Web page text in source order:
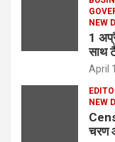
NEW
1
साथ
April
NEW
चरण